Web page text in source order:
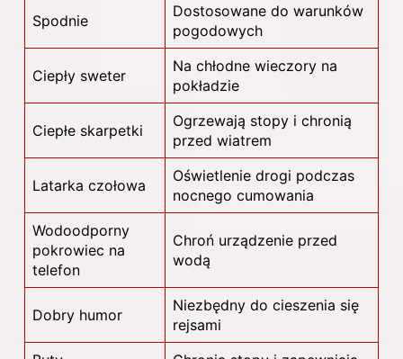
Spodnie
Dostosowane do warunków
pogodowych
Ciepły sweter
Na chłodne wieczory na
pokładzie
Ciepłe skarpetki
Ogrzewają stopy i chronią
przed wiatrem
Latarka czołowa
Oświetlenie drogi podczas
nocnego cumowania
Wodoodporny
pokrowiec na
telefon
Chroń urządzenie przed
wodą
Dobry humor
Niezbędny do cieszenia się
rejsami